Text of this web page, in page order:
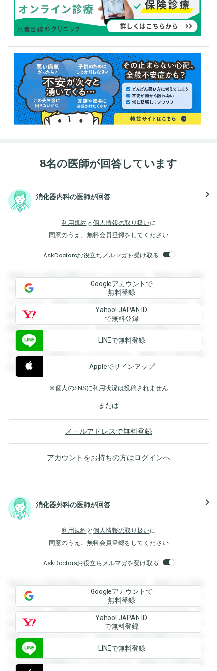
8名の医師が回答しています
消化器内科の医師が回答 navigate_next
利用規約 と 個人情報の取り扱いに
同意のうえ、無料会員登録をしてください
AskDoctorsお役立ちメルマガを受け取る
登録すると回答を閲覧することができます。登録すると回答
を閲覧することができます。登録すると回答を閲覧すること
ができます。登録すると回答を閲覧することができます。登
録すると回答を閲覧することができます。登録すると回答を
閲覧することができます。登録すると回答を閲覧することが
できます。登録すると回答を閲覧することができます。登録
すると回答を閲覧することができます。登録すると回答を閲
覧することができます。
Googleアカウントで
無料登録
Yahoo! JAPAN ID
で無料登録
LINEで無料登録
Appleでサインアップ
※個人のSNSに利用状況は投稿されません
または
メールアドレスで無料登録
アカウントをお持ちの方はログインへ
消化器外科の医師が回答 navigate_next
利用規約 と 個人情報の取り扱いに
同意のうえ、無料会員登録をしてください
AskDoctorsお役立ちメルマガを受け取る
登録すると回答を閲覧することができます。登録すると回答
を閲覧することができます。登録すると回答を閲覧すること
ができます。登録すると回答を閲覧することができます。登
録すると回答を閲覧することができます。登録すると回答を
閲覧することができます。登録すると回答を閲覧することが
できます。登録すると回答を閲覧することができます。登録
すると回答を閲覧することができます。登録すると回答を閲
Googleアカウントで
無料登録
Yahoo! JAPAN ID
で無料登録
LINEで無料登録